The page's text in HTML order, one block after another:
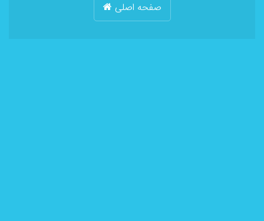
صفحه اصلی